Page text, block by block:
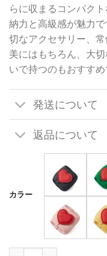
らに収まるコンパク
納力と高級感が魅力
切なアクセサリー、
美にはもちろん、大
いで持つのもおすすめ
発送について
返品について
カラー